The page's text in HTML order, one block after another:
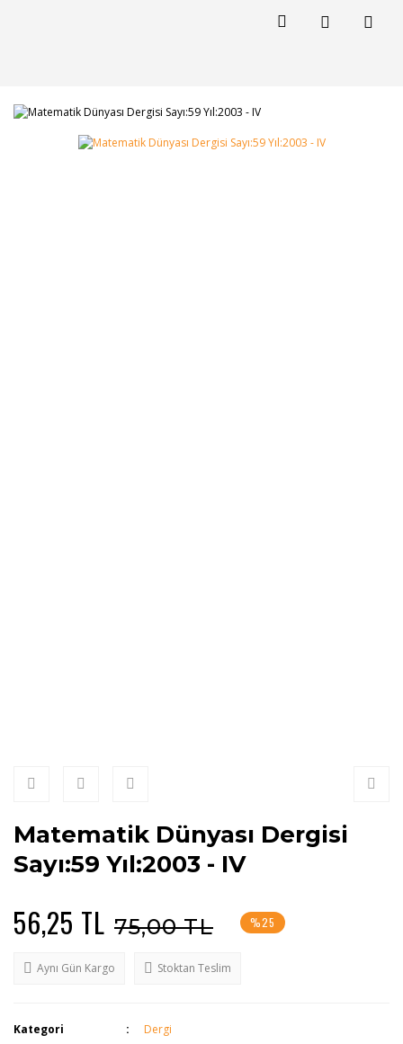
Matematik Dünyası Dergisi
Sayı:59 Yıl:2003 - IV
56,25 TL 75,00 TL %25
Aynı Gün Kargo Stoktan Teslim
Kategori
Dergi